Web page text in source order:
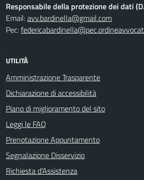
Responsabile della protezione dei dati
Email:avv.bardinella@gmail.com
Pec:
UTILITÀ
Amministrazione Trasparente
Dichiarazione di accessibilità
Piano di miglioramento del sito
Leggi le FAQ
Prenotazione Appuntamento
Segnalazione Disservizio
Richiesta d'Assistenza